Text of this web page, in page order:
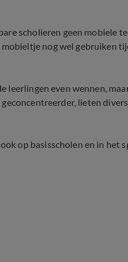
scholieren geen mobiele
nog wel gebruiken
leerlingen even wennen,
lieten
op basisscholen en in het